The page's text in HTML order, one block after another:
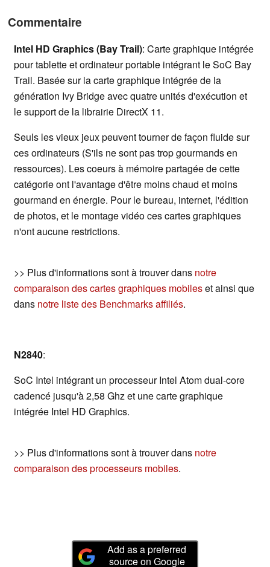
Commentaire
Intel HD Graphics (Bay Trail): Carte graphique intégrée
pour tablette et ordinateur portable intégrant le SoC Bay
Trail. Basée sur la carte graphique intégrée de la
génération Ivy Bridge avec quatre unités d'exécution et
le support de la librairie DirectX 11.
Seuls les vieux jeux peuvent tourner de façon fluide sur
ces ordinateurs (S'ils ne sont pas trop gourmands en
ressources). Les coeurs à mémoire partagée de cette
catégorie ont l'avantage d'être moins chaud et moins
gourmand en énergie. Pour le bureau, internet, l'édition
de photos, et le montage vidéo ces cartes graphiques
n'ont aucune restrictions.
>> Plus d'informations sont à trouver dans notre
comparaison des cartes graphiques mobileset ainsi que
dans notre liste des Benchmarks affiliés.
N2840:
SoC Intel intégrant un processeur Intel Atom dual-core
cadencé jusqu'à 2,58 Ghz et une carte graphique
intégrée Intel HD Graphics.
>> Plus d'informations sont à trouver dans notre
comparaison des processeurs mobiles.
Add as a preferred
source on Google